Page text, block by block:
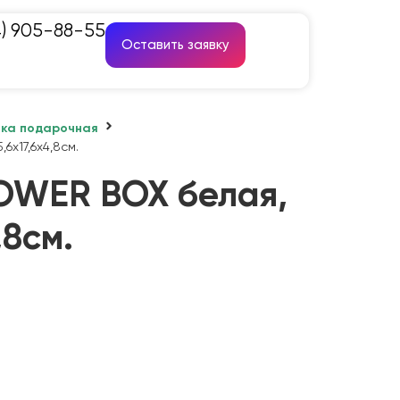
905-88-55
Оставить заявку
подарочная
BOX белая,